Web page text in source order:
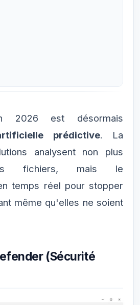
2026 est désormais
prédictive. La
analysent non plus
fichiers, mais le
temps réel pour stopper
même qu'elles ne soient
(Sécurité